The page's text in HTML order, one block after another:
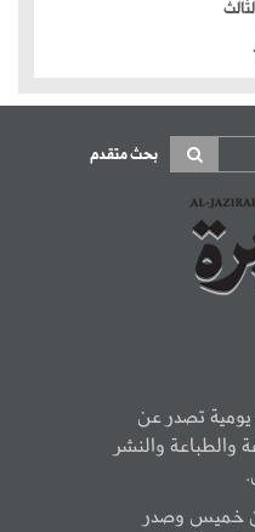
بحث متقدم
تصدر عن
والنشر
خميس وصدر